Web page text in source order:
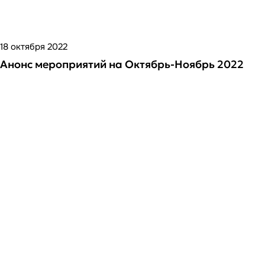
18 октября 2022
Анонс мероприятий на Октябрь-Ноябрь 2022